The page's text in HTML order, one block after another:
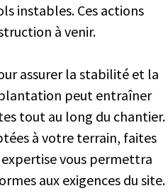
instables. Ces actions
à venir.
assurer la stabilité et la
peut entraîner
tout au long du chantier.
à votre terrain, faites
expertise vous permettra
aux exigences du site.